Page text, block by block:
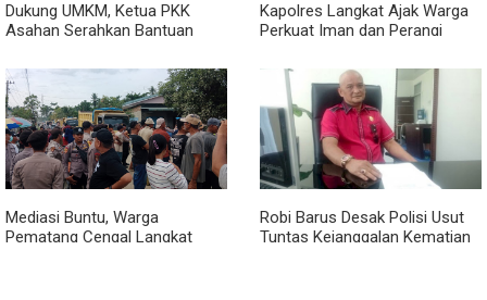
Dukung UMKM, Ketua PKK
Asahan Serahkan Bantuan
Sentang
Kapolres Langkat Ajak Warga
Perkuat Iman dan Perangi
Curhat
Mediasi Buntu, Warga
Pematang Cengal Langkat
Robi Barus Desak Polisi Usut
Tuntas Kejanggalan Kematian